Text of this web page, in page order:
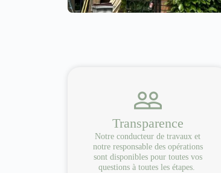
Transparence
Notre conducteur de travaux et
notre responsable des opérations
sont disponibles pour toutes vos
questions à toutes les étapes.